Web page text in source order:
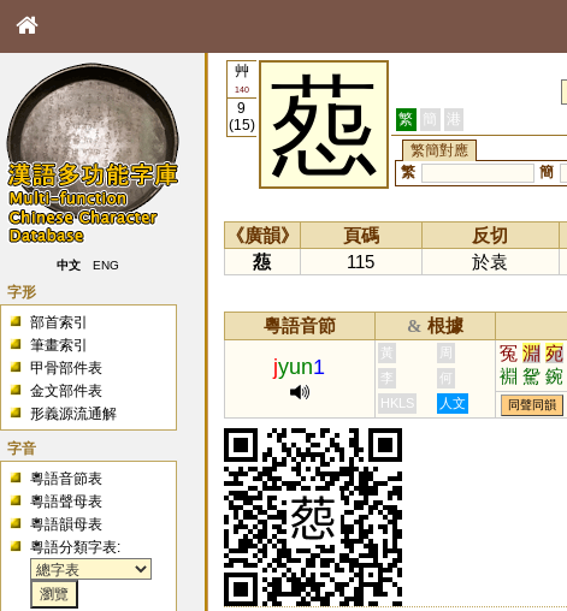
中文 ENG
字形
部首索引
筆畫索引
甲骨部件表
金文部件表
形義源流通解
字音
粵語音節表
粵語聲母表
粵語韻母表
粵語分類字表:
艸
140
9
(15)
葾 繁 簡 港
繁簡對應
繁
簡
《廣韻》 頁碼 反切
葾
115 於袁
粵語音節 & 根據
jyun1
黃 周 冤 淵 宛
裫 駌 鋺
涴 悁 奫
李
何
HKLS
人文 同聲同韻